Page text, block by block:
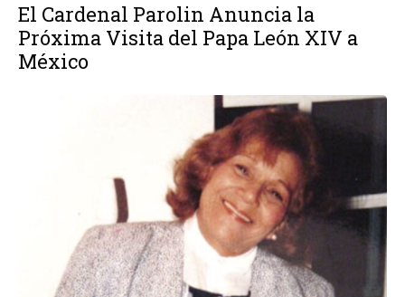
El Cardenal Parolin Anuncia la
Próxima Visita del Papa León XIV a
México